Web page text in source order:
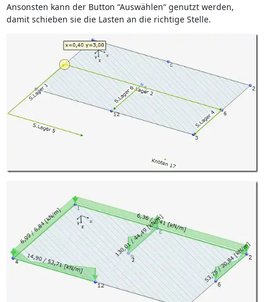
Ansonsten kann der Button “Auswählen“ genutzt werden,
damit schieben sie die Lasten an die richtige Stelle.